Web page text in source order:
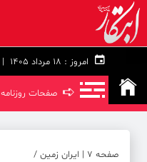
امروز :
➪ صفحات روزنامه
صفحه ۷ | ایران زمین /